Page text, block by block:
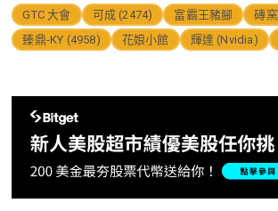
GTC 大會 可成 (2474) 富霸王豬腳
磚窯
臻鼎-KY (4958)
花娘小館 輝達 (Nvidia)